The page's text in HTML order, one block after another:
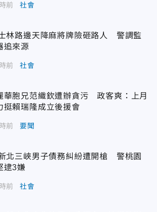
前 社會
林路邊天降麻將牌險砸路人 警調監
追來源
前 社會
華胞兄范織欽遭辦貪污 政客爽：上月
挺賴瑞隆成立後援會
前 要聞
北三峽男子債務糾紛遭開槍 警桃園
逮3嫌
前 社會